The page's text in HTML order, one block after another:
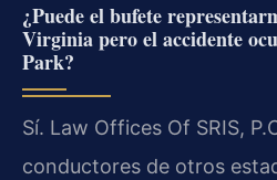
¿Puede el bufete
Virginia pero el accidente
Park?
Sí. Law Offices Of SRIS,
conductores de otros